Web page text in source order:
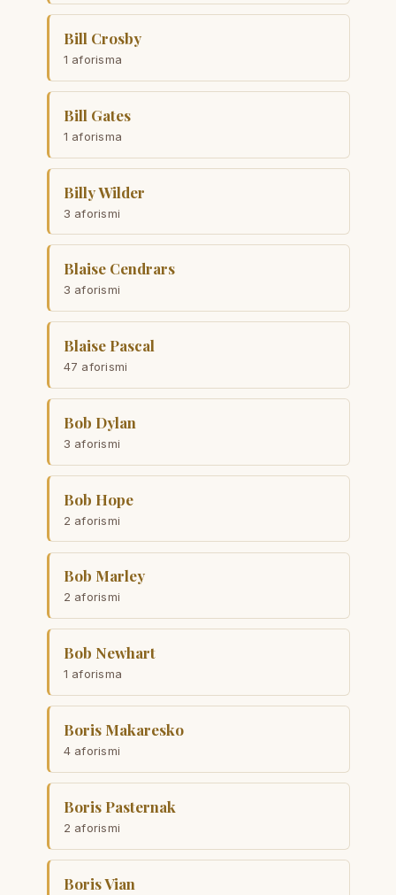
Bill Crosby
1 aforisma
Bill Gates
1 aforisma
Billy Wilder
3 aforismi
Blaise Cendrars
3 aforismi
Blaise Pascal
47 aforismi
Bob Dylan
3 aforismi
Bob Hope
2 aforismi
Bob Marley
2 aforismi
Bob Newhart
1 aforisma
Boris Makaresko
4 aforismi
Boris Pasternak
2 aforismi
Boris Vian